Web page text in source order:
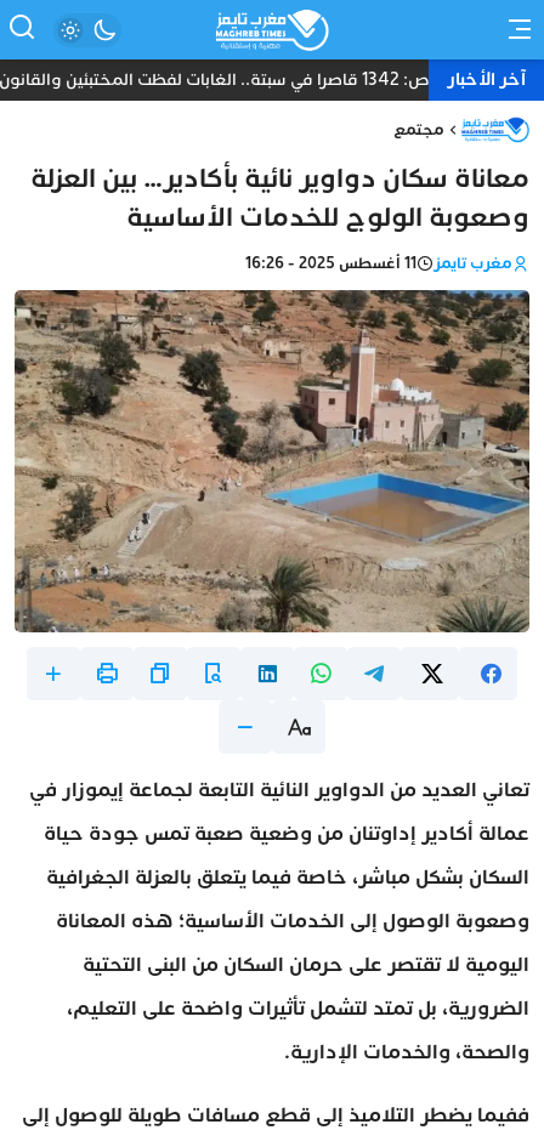
آخر الأخبارخاص: 1342 قاصرا في سبتة.. الغابات لفظت المختبئين والقانون يعطل إعادتهم إلى المغرب
مجتمع
معاناة سكان دواوير نائية بأكادير… بين العزلة
وصعوبة الولوج للخدمات الأساسية
مغرب تايمز 11 أغسطس 2025 - 16:26
تعاني العديد من الدواوير النائية التابعة لجماعة إيموزار في
عمالة أكادير إداوتنان من وضعية صعبة تمس جودة حياة
السكان بشكل مباشر، خاصة فيما يتعلق بالعزلة الجغرافية
وصعوبة الوصول إلى الخدمات الأساسية؛ هذه المعاناة
اليومية لا تقتصر على حرمان السكان من البنى التحتية
الضرورية، بل تمتد لتشمل تأثيرات واضحة على التعليم،
والصحة، والخدمات الإدارية.
ففيما يضطر التلاميذ إلى قطع مسافات طويلة للوصول إلى